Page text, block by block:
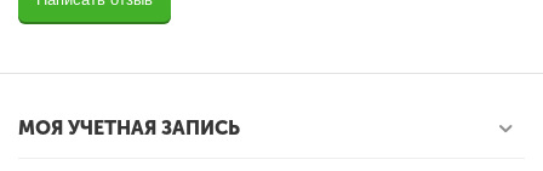
МОЯ УЧЕТНАЯ ЗАПИСЬ